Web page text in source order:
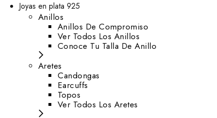
Joyas en plata 925
Anillos
Anillos De Compromiso
Ver Todos Los Anillos
Conoce Tu Talla De Anillo
Aretes
⁠Candongas
Earcuffs
Topos
Ver Todos Los Aretes